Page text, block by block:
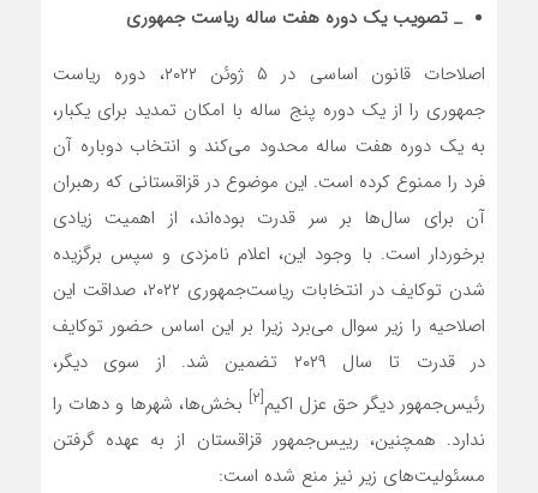
_ تصویب یک دوره هفت ساله ریاست جمهوری
اصلاحات قانون اساسی در ۵ ژوئن ۲۰۲۲، دوره ریاست
جمهوری را از یک دوره پنج ساله با امکان تمدید برای یکبار،
به یک دوره هفت ساله محدود می‌کند و انتخاب دوباره آن
فرد را ممنوع کرده است. این موضوع در قزاقستانی که رهبران
آن برای سال‌ها بر سر قدرت بوده‌اند، از اهمیت زیادی
برخوردار است. با وجود این، اعلام نامزدی و سپس برگزیده
شدن توکایف در انتخابات ریاست‌جمهوری ۲۰۲۲، صداقت این
اصلاحیه را زیر سوال می‌برد زیرا بر این اساس حضور توکایف
در قدرت تا سال ۲۰۲۹ تضمین شد. از سوی دیگر،
رئیس‌جمهور دیگر حق عزل اکیم[۲]
بخش‌ها، شهرها و دهات را
ندارد. همچنین، رییس‌جمهور قزاقستان از به عهده گرفتن
مسئولیت‌های زیر نیز منع شده است: